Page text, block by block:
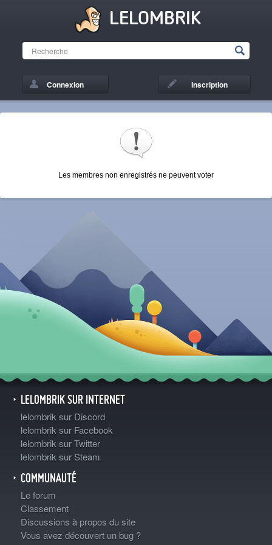
LELOMBRIK
Connexion Inscription
Les membres non enregistrés ne peuvent voter
LELOMBRIK SUR INTERNET
lelombrik sur Discord
lelombrik sur Facebook
lelombrik sur Twitter
lelombrik sur Steam
COMMUNAUTÉ
Le forum
Classement
Discussions à propos du site
Vous avez découvert un bug ?